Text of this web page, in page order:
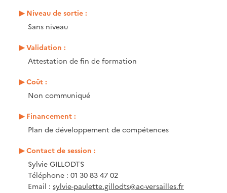
Niveau de sortie :
Sans niveau
Validation :
Attestation de fin de formation
Coût :
Non communiqué
Financement :
Plan de développement de compétences
Contact de session :
Sylvie GILLODTS
Téléphone : 01 30 83 47 02
Email : sylvie-paulette.gillodts@ac-versailles.fr